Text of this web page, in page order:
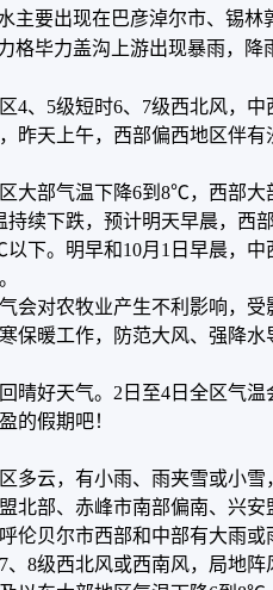
主要出现在巴彦淖尔市、锡林
格毕力盖沟上游出现暴雨，降
4、5级短时6、7级西北风，中
昨天上午，西部偏西地区伴有
大部气温下降6到8℃，西部大
续下跌，预计明天早晨，西部
下。明早和10月1日早晨，中
会对农牧业产生不利影响，受
保暖工作，防范大风、强降水
晴好天气。2日至4日全区气温
的假期吧！
多云，有小雨、雨夹雪或小雪
北部、赤峰市南部偏南、兴安
伦贝尔市西部和中部有大雨或
8级西北风或西南风，局地阵